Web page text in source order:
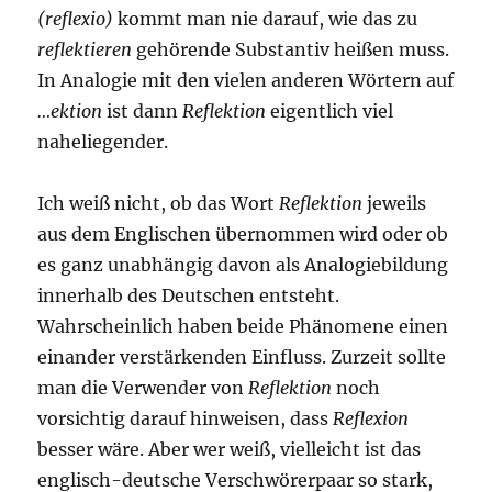
(reflexio) kommt man nie darauf, wie das zu
reflektieren gehörende Substantiv heißen muss.
In Analogie mit den vielen anderen Wörtern auf
…ektion ist dann Reflektion eigentlich viel
naheliegender.
Ich weiß nicht, ob das Wort Reflektion jeweils
aus dem Englischen übernommen wird oder ob
es ganz unabhängig davon als Analogiebildung
innerhalb des Deutschen entsteht.
Wahrscheinlich haben beide Phänomene einen
einander verstärkenden Einfluss. Zurzeit sollte
man die Verwender von Reflektion noch
vorsichtig darauf hinweisen, dass Reflexion
besser wäre. Aber wer weiß, vielleicht ist das
englisch-deutsche Verschwörerpaar so stark,